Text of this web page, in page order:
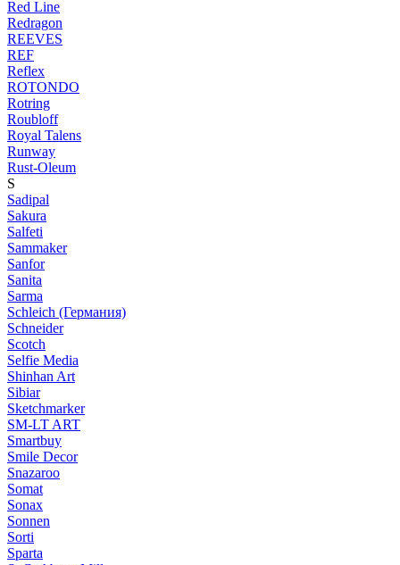
Red Line
Redragon
REEVES
REF
Reflex
ROTONDO
Rotring
Roubloff
Royal Talens
Runway
Rust-Oleum
S
Sadipal
Sakura
Salfeti
Sammaker
Sanfor
Sanita
Sarma
Schleich (Германия)
Schneider
Scotch
Selfie Media
Shinhan Art
Sibiar
Sketchmarker
SM-LT ART
Smartbuy
Smile Decor
Snazaroo
Somat
Sonax
Sonnen
Sorti
Sparta